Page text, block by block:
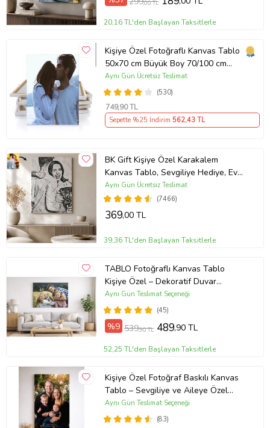
,00 TL
20,16 TL'den Başlayan Taksitlerle
Kişiye Özel Fotoğraflı Kanvas Tablo
50x70 cm Büyük Boy 70/100 cm
Duvar Tablosu – Sevgiliye & Aileye
Anlamlı Hediye , Babaya Hediye
(530)
Aynı Gün Ücretsiz Teslimat
749,90 TL
Sepette %25 İndirim 562,43 TL
BK Gift Kişiye Özel Karakalem
Kanvas Tablo, Sevgiliye Hediye, Ev
Hediyesi, Arkadaşa Hediye
(7466)
Aynı Gün Ücretsiz Teslimat
369,00 TL
39,36 TL'den Başlayan Taksitlerle
TABLO Fotoğraflı Kanvas Tablo
Kişiye Özel – Dekoratif Duvar
Tablosu (ÇokluRenk)
(45)
Aynı Gün Teslimat Seçeneği
%9 539,90 TL 489,90 TL
52,25 TL'den Başlayan Taksitlerle
Kişiye Özel Fotoğraf Baskılı Kanvas
Tablo – Sevgiliye ve Aileye Özel
Hediye (ÇokluRenk)
(83)
Aynı Gün Teslimat Seçeneği